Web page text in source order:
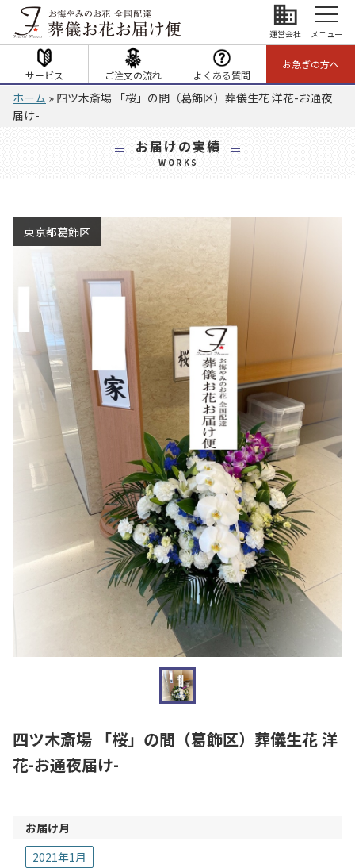
business
運営会社 メニュー
サービス ご注文の流れ よくある質問
お急ぎの方へ
ホーム » 四ツ木斎場 「桜」の間（葛飾区）葬儀生花 洋花-お通夜
届け-
お届けの実績
WORKS
東京都葛飾区
四ツ木斎場 「桜」の間（葛飾区）葬儀生花 洋
花-お通夜届け-
お届け月
2021年1月